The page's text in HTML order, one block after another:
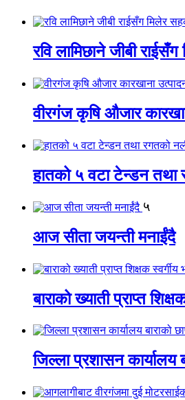
रवि लामिछाने जीबी
वीरगंज कृषि औजार
हातको ५ वटा टेन्डन तथा
५
आज सीता जयन्ती मनाईंदै
बाराको ख्याती प्राप्त
जिल्ला प्रशासन कार्यालय